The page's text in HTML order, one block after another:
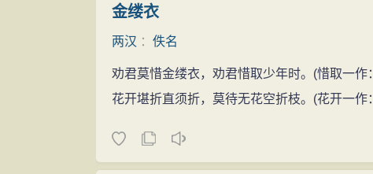
金缕衣
两汉 ： 佚名
劝君莫惜金缕衣，劝君惜取少年时。(惜取一作
花开堪折直须折，莫待无花空折枝。(花开一作